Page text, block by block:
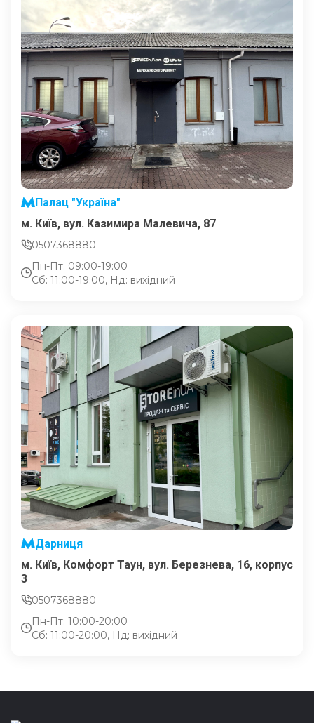
Палац "Україна"
м. Київ, вул. Казимира Малевича, 87
0507368880
Пн-Пт: 09:00-19:00
Сб: 11:00-19:00, Нд: вихідний
Дарниця
м. Київ, Комфорт Таун, вул. Березнева, 16, корпус
3
0507368880
Пн-Пт: 10:00-20:00
Сб: 11:00-20:00, Нд: вихідний